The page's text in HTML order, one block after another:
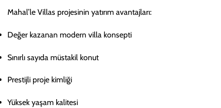
Mahal’le Villas projesinin yatırım avantajları:
Değer kazanan modern villa konsepti
Sınırlı sayıda müstakil konut
Prestijli proje kimliği
Yüksek yaşam kalitesi